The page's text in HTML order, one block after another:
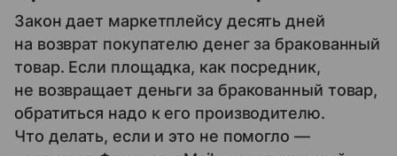
Закон дает маркетплейсу десять дней
на возврат покупателю денег за бракованный
товар. Если площадка, как посредник,
не возвращает деньги за бракованный товар,
обратиться надо к его производителю.
Что делать, если и это не помогло —